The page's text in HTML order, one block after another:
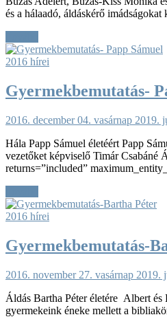
és a hálaadó, áldáskérő
2016 hírei
Gyermekbemutatás-
2016. december 04. vasárnap 2019.
Hála Papp Sámuel életéért Papp
vezetőket képviselő Timár Csabáné
returns=”included”
2016 hírei
Gyermekbemutatás-
2016. november 27. vasárnap 2019.
Áldás Bartha Péter életére Albert és
gyermekeink éneke mellett a